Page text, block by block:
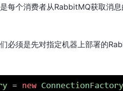
每个消费者从RabbitMQ获取消
必须是先对指定机器上部署的